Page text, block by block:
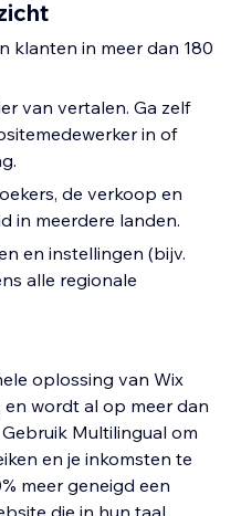
klanten in meer dan 180
van vertalen. Ga zelf
in of
de verkoop en
in meerdere landen.
en instellingen (bijv.
alle regionale
oplossing van Wix
wordt al op meer dan
Multilingual om
en je inkomsten te
meer geneigd een